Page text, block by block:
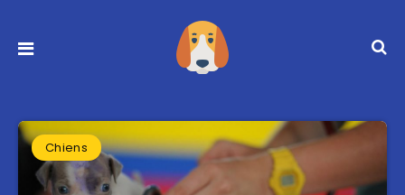
Chiens